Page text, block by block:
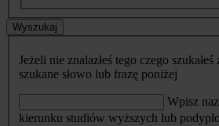
Wyszukaj
Jeżeli nie znalazłeś tego czego
szukane słowo lub frazę poniżej
Wpisz
kierunku studiów wyższych lub